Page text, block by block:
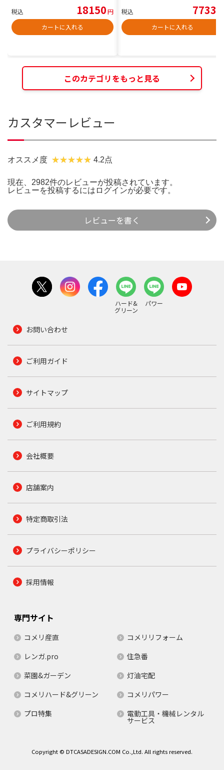
税込 18150円
カートに入れる
税込 7733
カートに入れる
このカテゴリをもっと見る
カスタマーレビュー
オススメ度 4.2点
現在、2982件のレビューが投稿されています。
レビューを投稿するには ログインが必要です。
レビューを書く
ハード&
グリーン
パワー
お問い合わせ
ご利用ガイド
サイトマップ
ご利用規約
会社概要
店舗案内
特定商取引法
プライバシーポリシー
採用情報
専門サイト
コメリ産直
コメリリフォーム
レンガ.pro
住急番
菜園&ガーデン
灯油宅配
コメリハード&グリーン
コメリパワー
プロ特集
電動工具・機械レンタル
サービス
Copyright © DTCASADESIGN.COM Co.,Ltd. All rights reserved.